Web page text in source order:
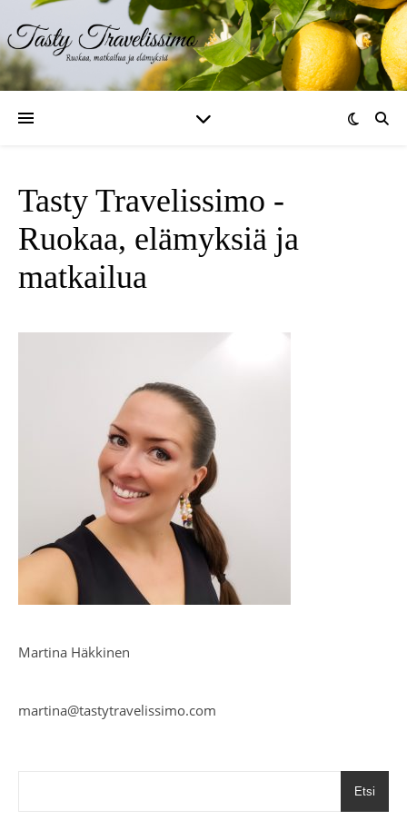
Tasty Travelissimo -
Ruokaa, elämyksiä ja
matkailua
Martina Häkkinen
martina@tastytravelissimo.com
Etsi